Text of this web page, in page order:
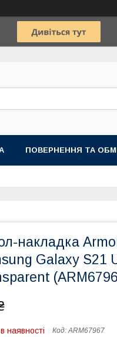
ПОВЕРНЕННЯ ТА
накладка
Galaxy S21
наявності Код:ARM67967